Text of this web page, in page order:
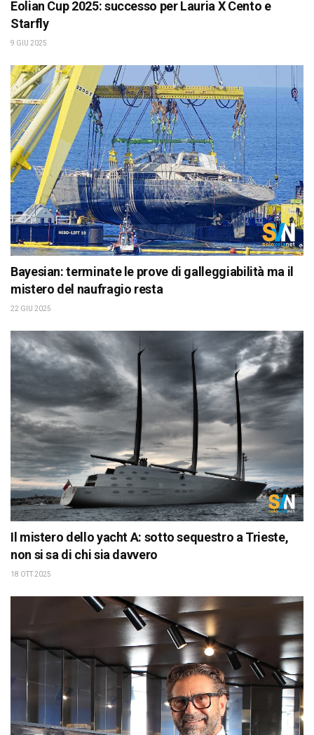
Eolian Cup 2025: successo per Lauria X Cento e
Starfly
9 GIU 2025
Bayesian: terminate le prove di galleggiabilità ma il
mistero del naufragio resta
22 GIU 2025
Il mistero dello yacht A: sotto sequestro a Trieste,
non si sa di chi sia davvero
18 OTT 2025